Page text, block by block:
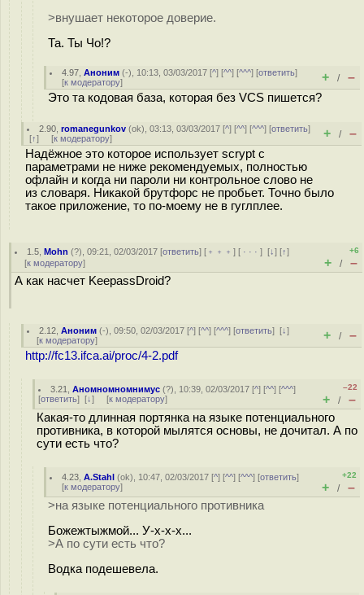
>внушает некоторое доверие.
Та. Ты Чо!?
4.97 ,Аноним (-), 10:13, 03/03/2017 [^] [^^] [^^^] [ответить]
[к модератору] + / –
Это та кодовая база, которая без VCS пишется?
2.90 ,romanegunkov (ok), 03:13, 03/03/2017 [^] [^^] [^^^] [ответить]
[↑] [к модератору] + / –
Надёжное это которое использует scrypt с
параметрами не ниже рекомендуемых, полностью
офлайн и когда ни пароли ни контрольное слово не
из словаря. Никакой брутфорс не пробьет. Точно было
такое приложение, то по-моему не в гуглплее.
1.5 ,Mohn (?), 09:21, 02/03/2017 [ответить] [ ﹢﹢﹢] [ · · ·][↓] [↑]
[к модератору]
+6
+ / –
А как насчет KeepassDroid?
2.12 ,Аноним (-), 09:50, 02/03/2017 [^] [^^] [^^^] [ответить][↓]
[к модератору] + / –
http://fc13.ifca.ai/proc/4-2.pdf
3.21 ,Аномномномнимус (?), 10:39, 02/03/2017 [^] [^^] [^^^]
[ответить] [↓] [к модератору]
–22
+ / –
Какая-то длинная портянка на языке потенциального
противника, в которой мылятся основы, не дочитал. А по
сути есть что?
4.23 ,A.Stahl (ok), 10:47, 02/03/2017 [^] [^^] [^^^] [ответить]
[к модератору]
+22
+ / –
>на языке потенциального противника
Божежтыжмой... У-х-х-х...
>А по сути есть что?
Водка подешевела.